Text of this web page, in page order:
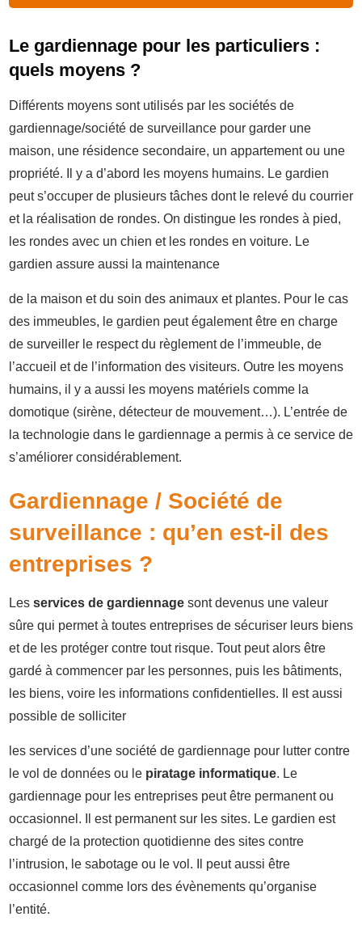
Le gardiennage pour les particuliers :
quels moyens ?
Différents moyens sont utilisés par les sociétés de
gardiennage/société de surveillance pour garder une
maison, une résidence secondaire, un appartement ou une
propriété. Il y a d’abord les moyens humains. Le gardien
peut s’occuper de plusieurs tâches dont le relevé du courrier
et la réalisation de rondes. On distingue les rondes à pied,
les rondes avec un chien et les rondes en voiture. Le
gardien assure aussi la maintenance
de la maison et du soin des animaux et plantes. Pour le cas
des immeubles, le gardien peut également être en charge
de surveiller le respect du règlement de l’immeuble, de
l’accueil et de l’information des visiteurs. Outre les moyens
humains, il y a aussi les moyens matériels comme la
domotique (sirène, détecteur de mouvement…). L’entrée de
la technologie dans le gardiennage a permis à ce service de
s’améliorer considérablement.
Gardiennage / Société de
surveillance : qu’en est-il des
entreprises ?
Les services de gardiennage sont devenus une valeur
sûre qui permet à toutes entreprises de sécuriser leurs biens
et de les protéger contre tout risque. Tout peut alors être
gardé à commencer par les personnes, puis les bâtiments,
les biens, voire les informations confidentielles. Il est aussi
possible de solliciter
les services d’une société de gardiennage pour lutter contre
le vol de données ou le piratage informatique. Le
gardiennage pour les entreprises peut être permanent ou
occasionnel. Il est permanent sur les sites. Le gardien est
chargé de la protection quotidienne des sites contre
l’intrusion, le sabotage ou le vol. Il peut aussi être
occasionnel comme lors des évènements qu’organise
l’entité.